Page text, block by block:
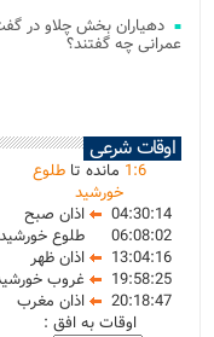
دهیاران بخش چلاو در
عمرانی چه گفتند؟
اوقات شرعی
1:6 مانده تا طلوع
خورشید
04:30:14
اذان صبح
06:08:02
طلوع خورشید
13:04:16
اذان ظهر
19:58:25
غروب
20:18:47
اذان مغرب
اوقات به افق :